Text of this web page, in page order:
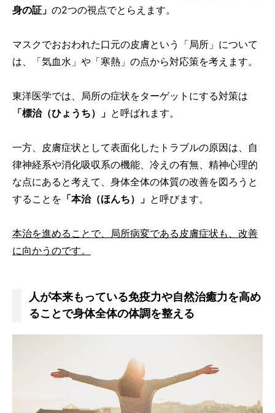
身の証」 の2つの視点でとらえます。
マスクでおおわれた口元の皮膚という「局所」について
は、「気血水」や「寒熱」の点から対応策を考えます。
東洋医学では、局所の症状をターゲットにする対策は
「標治（ひょうち）」 と呼ばれます。
一方、皮膚症状として表面化したトラブルの原因は、自
律神経系や消化吸収系の機能、冷えの有無、精神心理的
な点にあると考えて、身体全体の体質の改善を図ろうと
することを 「本治（ほんち）」 と呼びます。
本治を進めることで、局所病変である皮膚症状も、改善
に向かうのです。
人が本来もっている免疫力や自然治癒力を高め
ることで身体全体の体調を整える